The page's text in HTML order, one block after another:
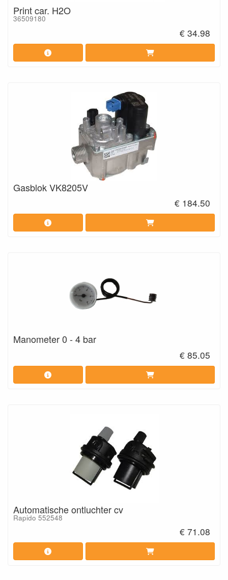
Print car. H2O
36509180
€ 34.98
Gasblok VK8205V
€ 184.50
Manometer 0 - 4 bar
€ 85.05
Automatische ontluchter cv
Rapido 552548
€ 71.08